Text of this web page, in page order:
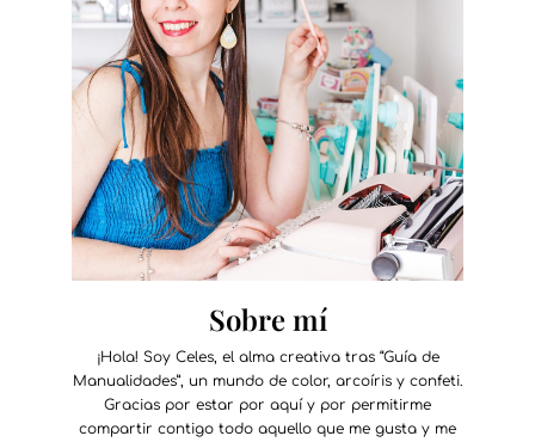
Sobre mí
¡Hola! Soy Celes, el alma creativa tras “Guía de
Manualidades”, un mundo de color, arcoíris y confeti.
Gracias por estar por aquí y por permitirme
compartir contigo todo aquello que me gusta y me